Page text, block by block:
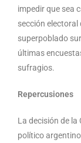
impedir que sea
sección electoral
superpoblado
últimas
sufragios.
Repercusiones
La decisión de
político